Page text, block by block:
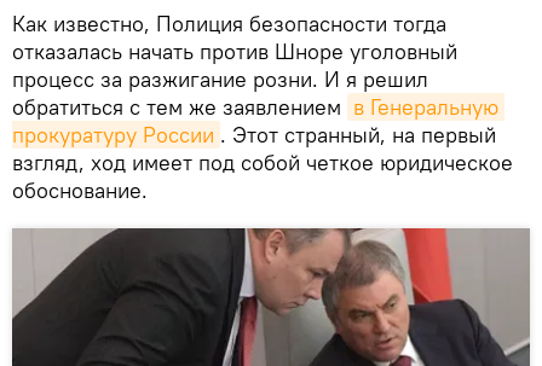
Как известно, Полиция безопасности тогда
отказалась начать против Шноре уголовный
процесс за разжигание розни. И я решил
обратиться с тем же заявлением в Генеральную
прокуратуру России . Этот странный, на первый
взгляд, ход имеет под собой четкое юридическое
обоснование.